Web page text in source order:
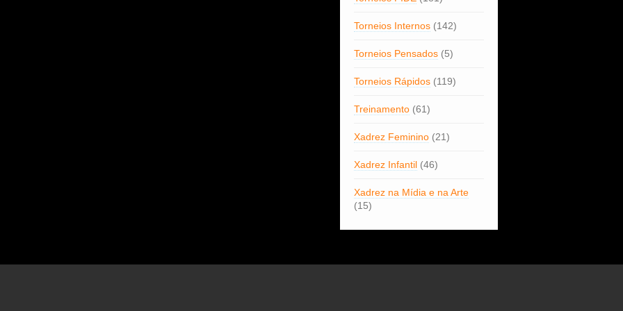
Torneios Internos(142)
Torneios Pensados(5)
Torneios Rápidos(119)
Treinamento(61)
Xadrez Feminino(21)
Xadrez Infantil(46)
Xadrez na Mídia e na Arte
(15)